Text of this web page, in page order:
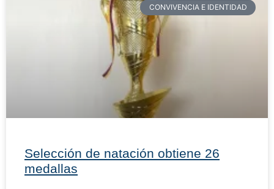
CONVIVENCIA E IDENTIDAD
Selección de natación obtiene 26
medallas